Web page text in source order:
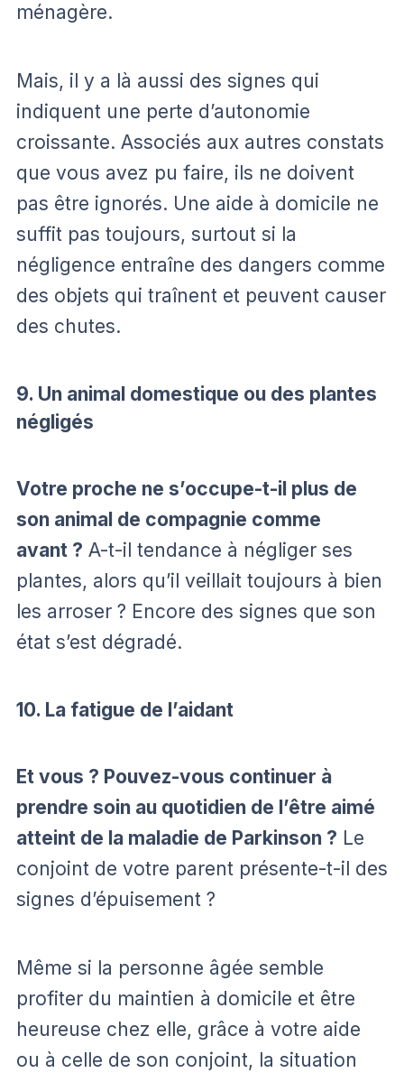
ménagère.
Mais, il y a là aussi des signes qui
indiquent une perte d’autonomie
croissante. Associés aux autres constats
que vous avez pu faire, ils ne doivent
pas être ignorés. Une aide à domicile ne
suffit pas toujours, surtout si la
négligence entraîne des dangers comme
des objets qui traînent et peuvent causer
des chutes.
9. Un animal domestique ou des plantes
négligés
Votre proche ne s’occupe-t-il plus de
son animal de compagnie comme
avant ? A-t-il tendance à négliger ses
plantes, alors qu’il veillait toujours à bien
les arroser ? Encore des signes que son
état s’est dégradé.
10. La fatigue de l’aidant
Et vous ? Pouvez-vous continuer à
prendre soin au quotidien de l’être aimé
atteint de la maladie de Parkinson ? Le
conjoint de votre parent présente-t-il des
signes d’épuisement ?
Même si la personne âgée semble
profiter du maintien à domicile et être
heureuse chez elle, grâce à votre aide
ou à celle de son conjoint, la situation